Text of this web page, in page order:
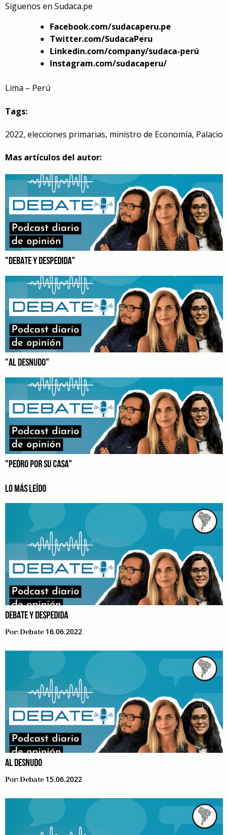
Síguenos en Sudaca.pe
Facebook.com/sudacaperu.pe
Twitter.com/SudacaPeru
Linkedin.com/company/sudaca-perú
Instagram.com/sudacaperu/
Lima – Perú
Tags:
2022, elecciones primarias, ministro de Economía, Palacio
Mas artículos del autor:
"DEBATE Y DESPEDIDA"
"AL DESNUDO"
"PEDRO POR SU CASA"
LO MÁS LEÍDO
DEBATE Y DESPEDIDA
Por:Debate 16.06.2022
AL DESNUDO
Por:Debate 15.06.2022